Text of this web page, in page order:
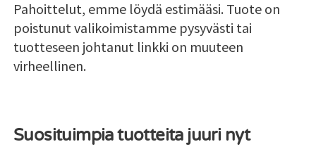
Pahoittelut, emme löydä estimääsi. Tuote on
poistunut valikoimistamme pysyvästi tai
tuotteseen johtanut linkki on muuteen
virheellinen.
Suosituimpia tuotteita juuri nyt